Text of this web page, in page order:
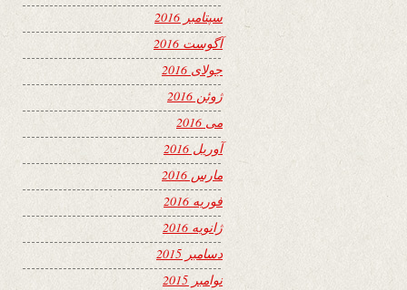
سپتامبر 2016
آگوست 2016
جولای 2016
ژوئن 2016
می 2016
آوریل 2016
مارس 2016
فوریه 2016
ژانویه 2016
دسامبر 2015
نوامبر 2015